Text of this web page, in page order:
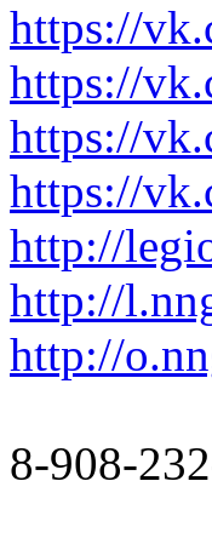
https://
https://
https://
https://
http://
http://
http://
8-908-